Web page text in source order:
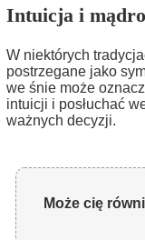
Intuicja i
W niektórych
postrzegane jako
we śnie może
intuicji i posłuchać
ważnych decyzji.
Może cię